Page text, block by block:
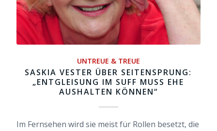
UNTREUE & TREUE
SASKIA VESTER ÜBER SEITENSPRUNG:
„ENTGLEISUNG IM SUFF MUSS EHE
AUSHALTEN KÖNNEN“
Im Fernsehen wird sie meist für Rollen besetzt, die